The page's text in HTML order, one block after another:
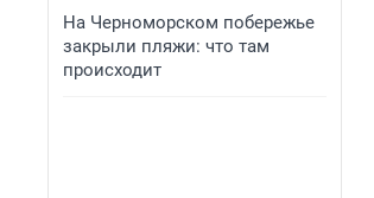
На Черноморском побережье
закрыли пляжи: что там
происходит